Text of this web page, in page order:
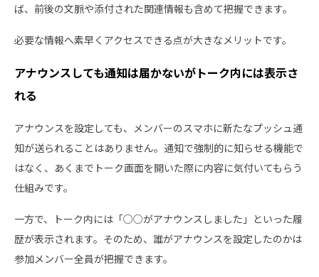
ば、前後の文脈や添付された関連情報も含めて把握できます。
必要な情報へ素早くアクセスできる点が大きなメリットです。
アナウンスしても通知は届かないがトーク内には表示さ
れる
アナウンスを設定しても、メンバーのスマホに新たなプッシュ通
知が送られることはありません。通知で強制的に知らせる機能で
はなく、あくまでトーク画面を開いた際に内容に気付いてもらう
仕組みです。
一方で、トーク内には「○○がアナウンスしました」といった履
歴が表示されます。そのため、誰がアナウンスを設定したのかは
参加メンバー全員が把握できます。